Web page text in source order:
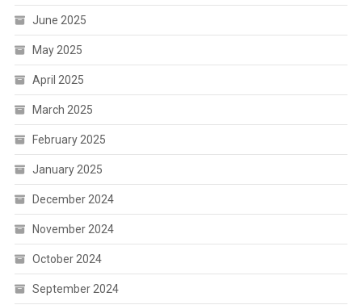
June 2025
May 2025
April 2025
March 2025
February 2025
January 2025
December 2024
November 2024
October 2024
September 2024